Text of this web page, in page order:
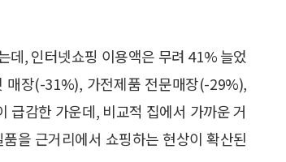
데, 인터넷쇼핑 이용액은 무려 41% 늘었
매장(-31%), 가전제품 전문매장(-29%),
감한 가운데, 비교적 집에서 가까운 거
을 근거리에서 쇼핑하는 현상이 확산된